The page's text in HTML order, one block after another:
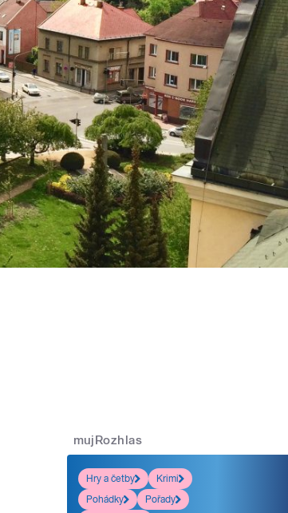
mujRozhlas
Hry a četby
Krimi
Pohádky
Pořady